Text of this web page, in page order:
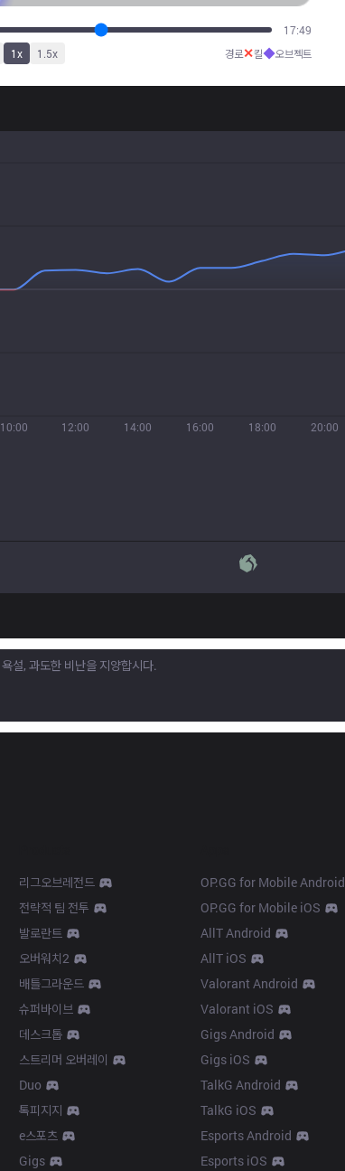
22:16
1x 1.5x 경로✕킬◆오브젝트
10:00 12:00 14:00 16:00 18:00 20:00
리그오브레전드
전략적 팀 전투
발로란트
오버워치2
배틀그라운드
슈퍼바이브
데스크톱
스트리머 오버레이
Duo
톡피지지
e스포츠
Gigs
OP.GG for Mobile Android
OP.GG for Mobile iOS
AllT Android
AllT iOS
Valorant Android
Valorant iOS
Gigs Android
Gigs iOS
TalkG Android
TalkG iOS
Esports Android
Esports iOS